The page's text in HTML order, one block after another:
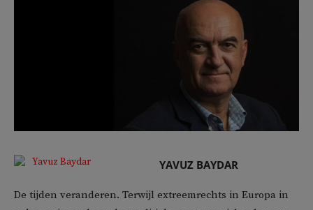
YAVUZ BAYDAR
De tijden veranderen. Terwijl extreemrechts in Europa in